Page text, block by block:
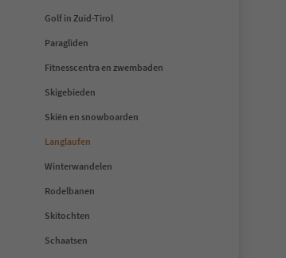
Golf in Zuid-Tirol
Paragliden
Fitnesscentra en zwembaden
Skigebieden
Skiën en snowboarden
Langlaufen
Winterwandelen
Rodelbanen
Skitochten
Schaatsen